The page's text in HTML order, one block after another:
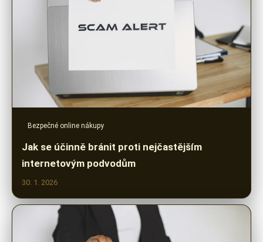
Bezpečné online nákupy
Jak se účinně bránit proti nejčastějším
internetovým podvodům
30. 1. 2026